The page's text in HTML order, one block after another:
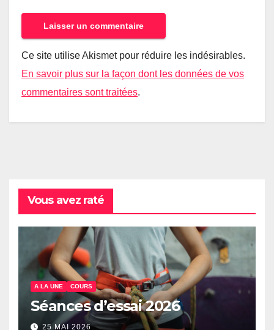
Ce site utilise Akismet pour réduire les indésirables.
En savoir plus sur la façon dont les données de vos
commentaires sont traitées.
Vous avez raté
A LA UNE COURS
Séances d’essai 2026
25 MAI 2026